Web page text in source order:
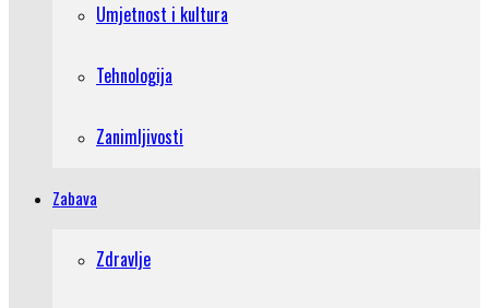
Umjetnost i kultura
Tehnologija
Zanimljivosti
Zabava
Zdravlje